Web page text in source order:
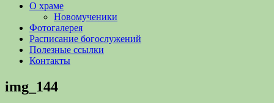
Православной Церкви
О храме
Новомученики
Фотогалерея
Расписание богослужений
Полезные ссылки
Контакты
img_144